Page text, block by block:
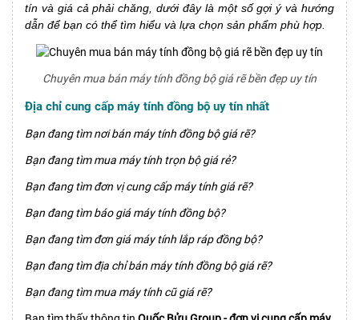
tín và giá cả phải chăng, dưới đây là một số gợi ý và hướng
dẫn để bạn có thể tìm hiểu và lựa chọn sản phẩm phù hợp.
Chuyên mua bán máy tính đồng bộ giá rẽ bền đẹp uy tín
Địa chỉ cung cấp máy tính đồng bộ uy tín nhất
Bạn đang tìm nơi bán máy tính đồng bộ giá rẽ?
Bạn đang tìm mua máy tính trọn bộ giá rẻ?
Bạn đang tìm đơn vị cung cấp máy tính giá rẽ?
Bạn đang tìm báo giá máy tính đồng bộ?
Bạn đang tìm đơn giá máy tính lắp ráp đồng bộ?
Bạn đang tìm địa chỉ bán máy tính đồng bộ giá rẽ?
Bạn đang tìm mua máy tính cũ giá rẽ?